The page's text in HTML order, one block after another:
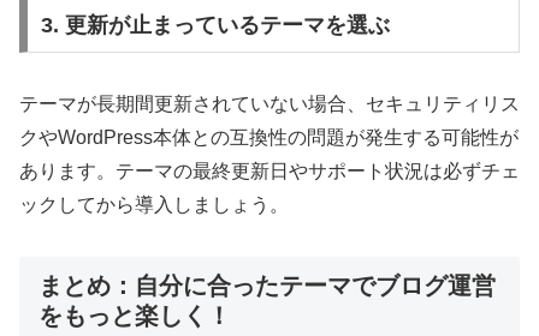
3. 更新が止まっているテーマを選ぶ
テーマが長期間更新されていない場合、セキュリティリス
クやWordPress本体との互換性の問題が発生する可能性が
あります。テーマの最終更新日やサポート状況は必ずチェ
ックしてから導入しましょう。
まとめ：自分に合ったテーマでブログ運営
をもっと楽しく！